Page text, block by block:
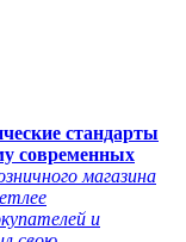
стандарты
современных
магазина
и